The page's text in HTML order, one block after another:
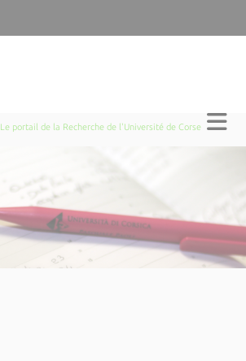
Le portail de la Recherche de l'Université de Corse